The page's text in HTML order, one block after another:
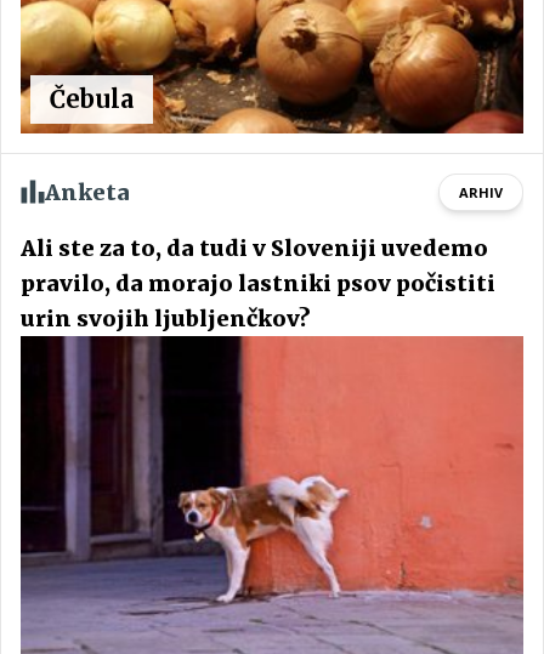
Čebula
Anketa ARHIV
Ali ste za to, da tudi v Sloveniji uvedemo
pravilo, da morajo lastniki psov počistiti
urin svojih ljubljenčkov?